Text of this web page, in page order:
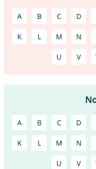
A B C D
K L M N
U V
A B C D
K L M N
U V